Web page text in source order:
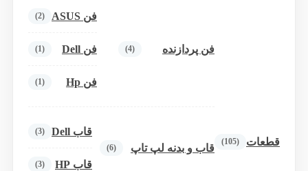
قطعات (105)
فن پردازنده (4)
فن ASUS (2)
فن Dell (1)
فن Hp (1)
قاب و بدنه لپ تاپ (6)
قاب Dell (3)
قاب HP (3)